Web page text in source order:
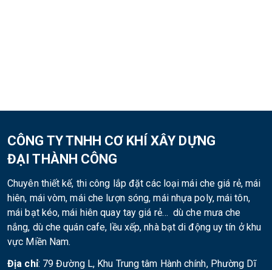
CÔNG TY TNHH CƠ KHÍ XÂY DỰNG
ĐẠI THÀNH CÔNG
Chuyên thiết kế, thi công lắp đặt các loại mái che giá rẻ, mái
hiên, mái vòm, mái che lượn sóng, mái nhựa poly, mái tôn,
mái bạt kéo, mái hiên quay tay giá rẻ… dù che mưa che
nắng, dù che quán cafe, lều xếp, nhà bạt di động uy tín ở khu
vực Miền Nam.
Địa chỉ: 79 Đường L, Khu Trung tâm Hành chính, Phường Dĩ